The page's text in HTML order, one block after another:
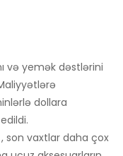
və yemək dəstlərini
dollara
, son vaxtlar daha çox